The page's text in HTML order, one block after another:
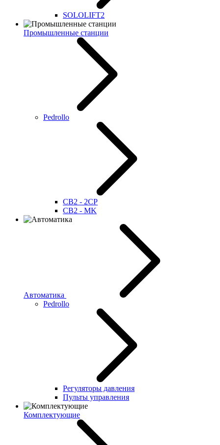
SOLOLIFT2
Промышленные станции
Pedrollo
CB2 - 2CP
CB2 - MK
Автоматика
Pedrollo
Регуляторы давления
Пульты управления
Комплектующие